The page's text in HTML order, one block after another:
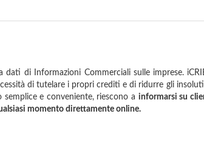
dati di Informazioni Commerciali sulle imprese.
di tutelare i propri crediti e di ridurre gli
e conveniente, riescono a informarsi su
momento direttamente online.